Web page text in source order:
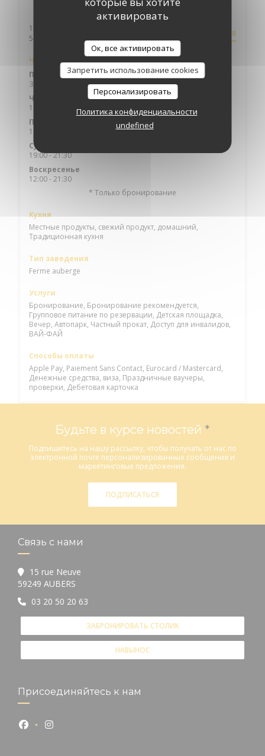
активировать
Ок, все активировать
Запретить использование cookies
Персонализировать
Политика конфиденциальности
undefined
Общая информация
15 rue Neuve
59249 AUBERS
КАК ДОБРАТЬСЯ
Часы работы
П�
Закрыто
Четверг
19:00 - 21:30
Пятница
19:00 - 22:00
12:00 - 14:00
Суббота
19:00 - 21:30
Воскресенье
12:00 - 21:30
* Только бронирование
Кухня
Местные продукты, свежий продукт, домашний,
Традиционная кухня
Тип заведения
Ferme auberge
Услуги
Бронирование, Бронирование рекомендуется,
Групповое питание по резервации, Детская площадка,
Вечер, Автопарк, Частный прокат, Доступ для инвалидов,
ВАЙ-ФАЙ
Способы оплаты
Apple Pay, Paiement Sans Contact, Eurocard / Mastercard,
Денежные средства, виза, Праздничные ваучеры,
проверки, Дебетовая карточка
Будьте в курсе новостей *
Подпишитесь на нашу рассылку, чтобы получать от нас по
электронной почте персонализированные сообщения и
маркетинговые предложения.
ПОДПИСАТЬСЯ
Связь с нами
15 rue Neuve
59249 AUBERS
03 20 50 20 63
ЗАБРОНИРОВАТЬ СТОЛИК
НАВЫНОС
Присоединяйтесь к нам
Facebook ((открывается в новом окне))
Instagram ((открывается в новом окне))